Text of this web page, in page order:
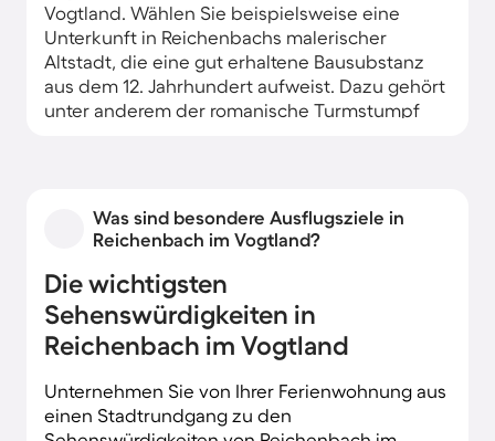
Vogtland. Wählen Sie beispielsweise eine
Unterkunft in Reichenbachs malerischer
Altstadt, die eine gut erhaltene Bausubstanz
aus dem 12. Jahrhundert aufweist. Dazu gehört
unter anderem der romanische Turmstumpf
Herzen von Reichenbach im Vogtland, nur
wenige Schritte von Ihrer Ferienwohnung
entfernt, erstreckt sich der 14 Hektar
umfassende Park der Generationen. Die
weitläufige Anlage wurde für die 5. Sächsische
Landesgartenschau angelegt, die im Jahr 2009
Hier wechseln sich blühende Gärten mit
Was sind besondere Ausflugsziele in
Reichenbach im Vogtland?
Die wichtigsten
Sehenswürdigkeiten in
Reichenbach im Vogtland
Unternehmen Sie von Ihrer Ferienwohnung aus
einen Stadtrundgang zu den